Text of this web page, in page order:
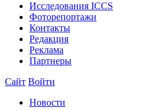
Исследования ICCS
Фоторепортажи
Контакты
Редакция
Реклама
Партнеры
Сайт Войти
Новости